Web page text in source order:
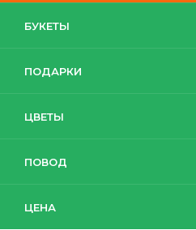
БУКЕТЫ
ПОДАРКИ
ЦВЕТЫ
ПОВОД
ЦЕНА